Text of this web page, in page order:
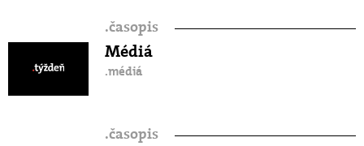
.časopis
Médiá
.médiá
.časopis